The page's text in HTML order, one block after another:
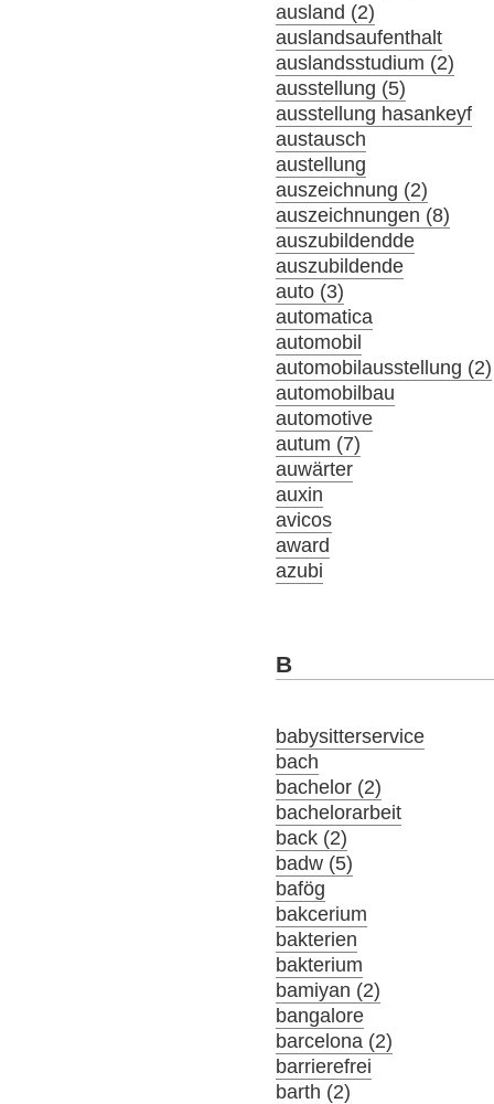
ausland (2)
auslandsaufenthalt
auslandsstudium (2)
ausstellung (5)
ausstellung hasankeyf
austausch
austellung
auszeichnung (2)
auszeichnungen (8)
auszubildendde
auszubildende
auto (3)
automatica
automobil
automobilausstellung (2)
automobilbau
automotive
autum (7)
auwärter
auxin
avicos
award
azubi
B
babysitterservice
bach
bachelor (2)
bachelorarbeit
back (2)
badw (5)
bafög
bakcerium
bakterien
bakterium
bamiyan (2)
bangalore
barcelona (2)
barrierefrei
barth (2)